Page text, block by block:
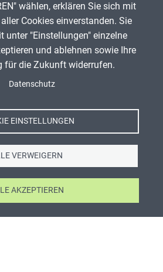
wählen, erklären Sie sich mit
Cookies einverstanden. Sie
unter "Einstellungen" einzelne
und ablehnen sowie Ihre
für die Zukunft widerrufen.
Datenschutz
EINSTELLUNGEN
VERWEIGERN
AKZEPTIEREN